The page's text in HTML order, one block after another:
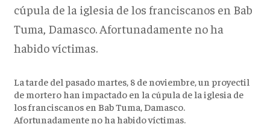
cúpula de la iglesia de los franciscanos en Bab
Tuma, Damasco. Afortunadamente no ha
habido víctimas.
La tarde del pasado martes, 8 de noviembre, un proyectil
de mortero han impactado en la cúpula de la iglesia de
los franciscanos en Bab Tuma, Damasco.
Afortunadamente no ha habido víctimas.